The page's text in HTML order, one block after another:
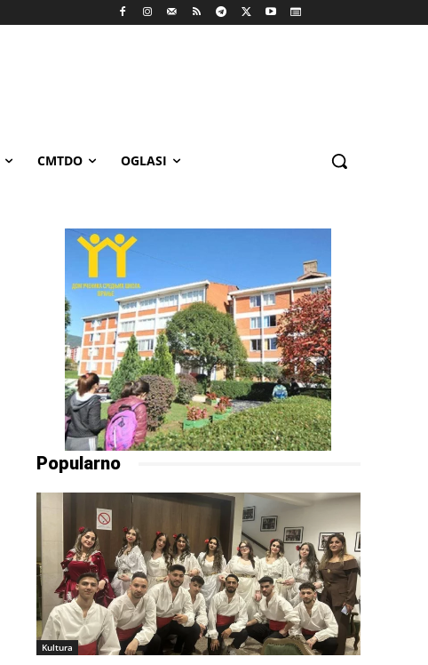
CMTDO OGLASI
Popularno
Kultura